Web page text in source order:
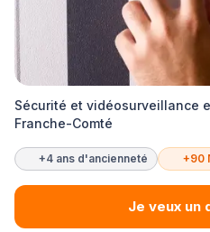
Sécurité et vidéosurveillance
Franche-Comté
+4 ans d'ancienneté +90
Je veux un